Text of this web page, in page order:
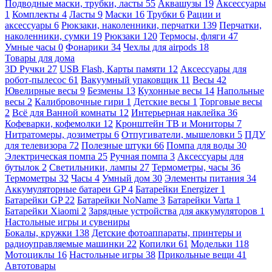
Подводные маски, трубки, ласты 55 Аквашузы 19 Аксессуары
1 Комплекты 4 Ласты 9 Маски 16 Трубки 6 Рации и
аксессуары 6 Рюкзаки, наколенники, перчатки 139 Перчатки,
наколенники, сумки 19 Рюкзаки 120 Термосы, фляги 47
Умные часы 0 Фонарики 34 Чехлы для airpods 18
Товары для дома
3D Ручки 27 USB Flash, Карты памяти 12 Аксессуары для
робот-пылесос 61 Вакуумный упаковщик 11 Весы 42
Ювелирные весы 9 Безмены 13 Кухонные весы 14 Напольные
весы 2 Калибровочные гири 1 Детские весы 1 Торговые весы
2 Всё для Ванной комнаты 12 Интерьерная наклейка 36
Кофеварки, кофемолки 12 Кронштейн ТВ и Мониторы 7
Нитратомеры, дозиметры 6 Отпугиватели, мышеловки 5 ПДУ
для телевизора 72 Полезные штуки 66 Помпа для воды 30
Электрическая помпа 25 Ручная помпа 3 Аксессуары для
бутылок 2 Светильники, лампы 27 Термометры, часы 36
Термометры 32 Часы 4 Умный дом 30 Элементы питания 34
Аккумуляторные батареи GP4 Батарейки Energizer 1
Батарейки GP 22 Батарейки NoName 3 Батарейки Varta 1
Батарейки Xiaomi 2 Зарядные устройства для аккумуляторов 1
Настольные игры и сувениры
Бокалы, кружки 138 Детские фотоаппараты, принтеры и
радиоуправляемые машинки 22 Копилки 61 Модельки 118
Мотоциклы 16 Настольные игры 38 Прикольные вещи 41
Автотовары